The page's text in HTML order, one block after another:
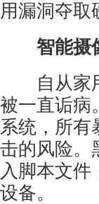
用漏洞夺取
智能摄
自从家用
被一直诟病
系统 ，所
击的风险。
入脚本文件
设备。